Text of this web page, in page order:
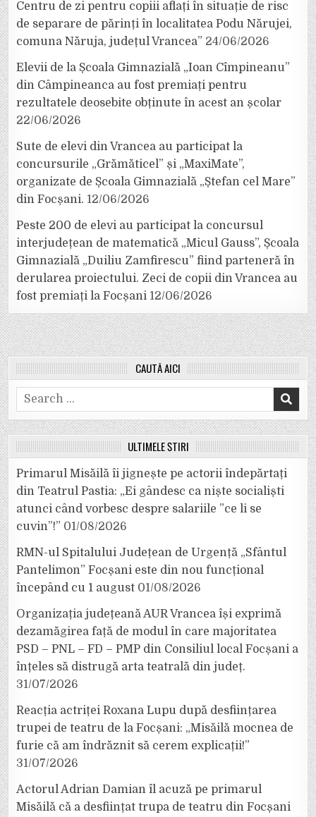
Centru de zi pentru copiii aflați în situație de risc
de separare de părinți în localitatea Podu Nărujei,
comuna Năruja, județul Vrancea” 24/06/2026
Elevii de la Școala Gimnazială „Ioan Cîmpineanu”
din Câmpineanca au fost premiați pentru
rezultatele deosebite obținute în acest an școlar
22/06/2026
Sute de elevi din Vrancea au participat la
concursurile „Grămăticel” și „MaxiMate”,
organizate de Școala Gimnazială „Ștefan cel Mare”
din Focșani. 12/06/2026
Peste 200 de elevi au participat la concursul
interjudețean de matematică „Micul Gauss”, Școala
Gimnazială „Duiliu Zamfirescu” fiind parteneră în
derularea proiectului. Zeci de copii din Vrancea au
fost premiați la Focșani 12/06/2026
CAUTĂ AICI
Search
for:
ULTIMELE ȘTIRI
Primarul Misăilă îi jignește pe actorii îndepărtați
din Teatrul Pastia: „Ei gândesc ca niște socialiști
atunci când vorbesc despre salariile ”ce li se
cuvin”!” 01/08/2026
RMN-ul Spitalului Județean de Urgență „Sfântul
Pantelimon” Focșani este din nou funcțional
începând cu 1 august 01/08/2026
Organizația județeană AUR Vrancea își exprimă
dezamăgirea față de modul în care majoritatea
PSD – PNL – FD – PMP din Consiliul local Focșani a
înțeles să distrugă arta teatrală din județ.
31/07/2026
Reacția actriței Roxana Lupu după desființarea
trupei de teatru de la Focșani: „Misăilă mocnea de
furie că am îndrăznit să cerem explicații!”
31/07/2026
Actorul Adrian Damian îl acuză pe primarul
Misăilă că a desființat trupa de teatru din Focșani